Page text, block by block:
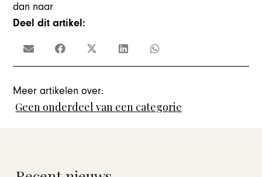
dan naar
Deel dit artikel:
Meer artikelen over:
Geen onderdeel van een categorie